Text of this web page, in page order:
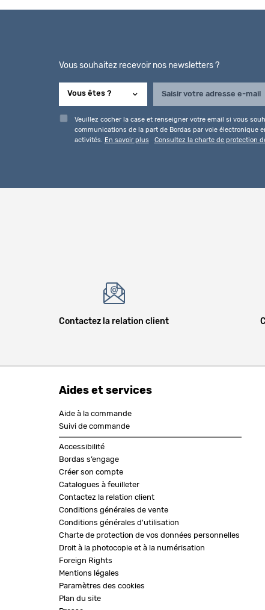
Vous souhaitez recevoir nos newsletters ?
Veuillez cocher la case et renseigner votre email si vous
communications de la part de Bordas par voie électronique
activités. En savoir plus Consultez la charte de protection
Contactez la relation client
Aides et services
Aide à la commande
Suivi de commande
Accessibilité
Bordas s’engage
Créer son compte
Catalogues à feuilleter
Contactez la relation client
Conditions générales de vente
Conditions générales d'utilisation
Charte de protection de vos données personnelles
Droit à la photocopie et à la numérisation
Foreign Rights
Mentions légales
Paramètres des cookies
Plan du site